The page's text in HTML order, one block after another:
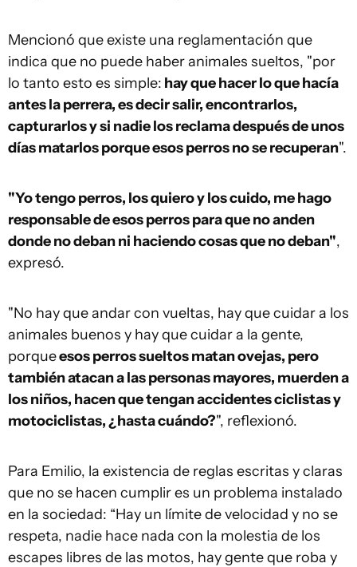
Mencionó que existe una reglamentación que
indica que no puede haber animales sueltos, "por
lo tanto esto es simple: hay que hacer lo que hacía
antes la perrera, es decir salir, encontrarlos,
capturarlos y si nadie los reclama después de unos
días matarlos porque esos perros no se recuperan".
"Yo tengo perros, los quiero y los cuido, me hago
responsable de esos perros para que no anden
donde no deban ni haciendo cosas que no deban",
expresó.
"No hay que andar con vueltas, hay que cuidar a los
animales buenos y hay que cuidar a la gente,
porqueesos perros sueltos matan ovejas, pero
también atacan a las personas mayores, muerden a
los niños, hacen que tengan accidentes ciclistas y
motociclistas, ¿hasta cuándo?", reflexionó.
Para Emilio, la existencia de reglas escritas y claras
que no se hacen cumplir es un problema instalado
en la sociedad: “Hay un límite de velocidad y no se
respeta, nadie hace nada con la molestia de los
escapes libres de las motos, hay gente que roba y